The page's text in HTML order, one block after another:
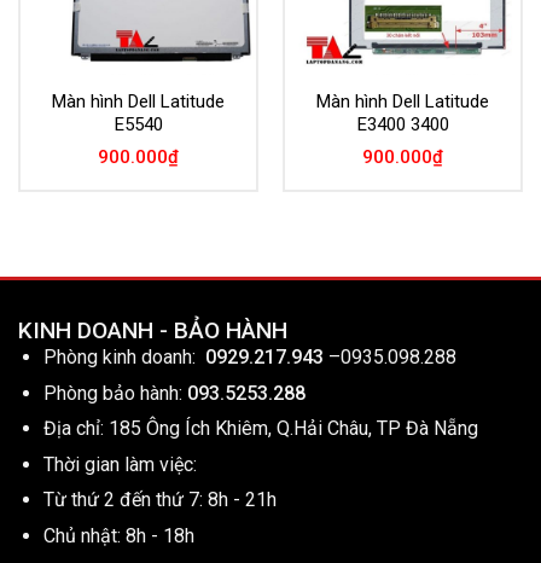
Màn hình Dell Latitude
E5540
900.000₫
Màn hình Dell Latitude
E3400 3400
900.000₫
KINH DOANH - BẢO HÀNH
Phòng kinh doanh: 0929.217.943 –0935.098.288
Phòng bảo hành: 093.5253.288
Địa chỉ: 185 Ông Ích Khiêm, Q.Hải Châu, TP Đà Nẵng
Thời gian làm việc:
Từ thứ 2 đến thứ 7: 8h - 21h
Chủ nhật: 8h - 18h